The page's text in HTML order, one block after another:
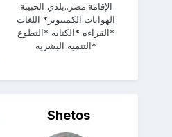
الإقامة:مصر..بلدي الحبيبة
الهوايات:الكمبيوتر* اللغات
*القراءه *الكتابه *التطوع
*التنميه البشريه
Shetos